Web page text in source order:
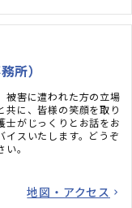
所）
被害に遭われた方の立場
共に、皆様の笑顔を取り
士がじっくりとお話をお
イスいたします。どうぞ
。
地図・アクセス